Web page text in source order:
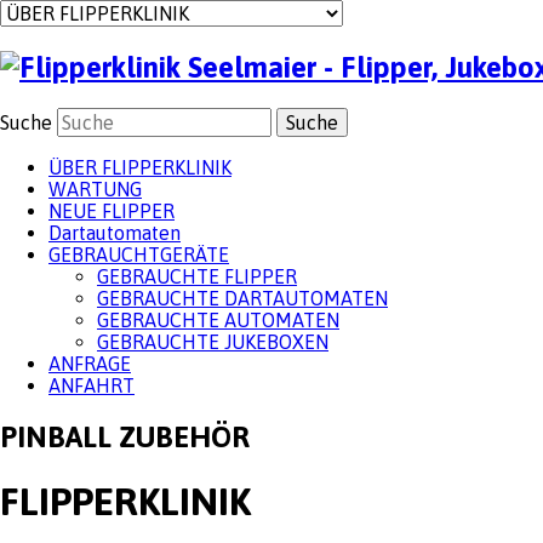
Suche
ÜBER FLIPPERKLINIK
WARTUNG
NEUE FLIPPER
Dartautomaten
GEBRAUCHTGERÄTE
GEBRAUCHTE FLIPPER
GEBRAUCHTE DARTAUTOMATEN
GEBRAUCHTE AUTOMATEN
GEBRAUCHTE JUKEBOXEN
ANFRAGE
ANFAHRT
PINBALL ZUBEHÖR
FLIPPERKLINIK